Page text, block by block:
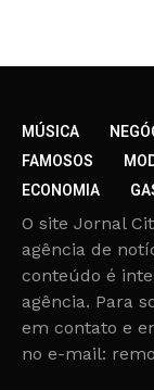
MÚSICA
FAMOSOS
ECONOMIA
O site Jornal
agência de
conteúdo é
agência. Para
em contato e
no e-mail: